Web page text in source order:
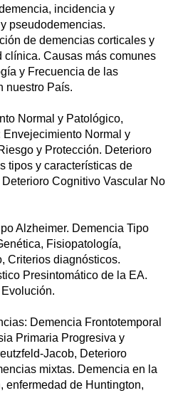
incidencia y
pseudodemencias.
de demencias corticales y
Causas más comunes
y Frecuencia de las
nuestro País.
Normal y Patológico,
Normal y
y Protección. Deterioro
tipos y características de
Cognitivo Vascular No
Alzheimer. Demencia Tipo
Fisiopatología,
Criterios diagnósticos.
Presintomático de la EA.
Demencia Frontotemporal
Primaria Progresiva y
Jacob, Deterioro
mixtas. Demencia en la
enfermedad de Huntington,